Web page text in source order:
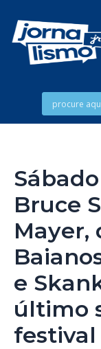
Bruce
Mayer,
e
último
festival